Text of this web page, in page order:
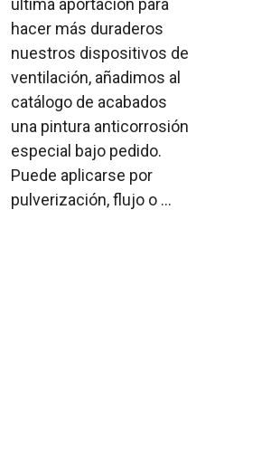
hacer más duraderos
nuestros dispositivos de
ventilación, añadimos al
catálogo de acabados
una pintura anticorrosión
especial bajo pedido.
Puede aplicarse por
pulverización, flujo o ...